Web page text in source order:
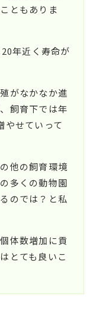
ともありま
年近く寿命が
がなかなか進
飼育下では年
やせていって
他の飼育環境
多くの動物園
のでは？と私
体数増加に貢
とても良いこ